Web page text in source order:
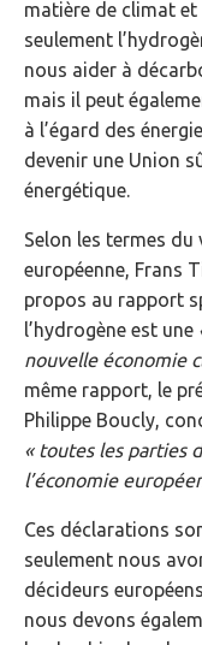
matière de climat et
seulement
nous aider à
mais il peut
à l’égard des
devenir une Union
énergétique.
Selon les termes
européenne, Frans
propos au rapport
l’hydrogène est une
nouvelle économie
même rapport, le
Philippe Boucly,
« toutes les parties
l’économie
Ces déclarations
seulement nous
décideurs
nous devons